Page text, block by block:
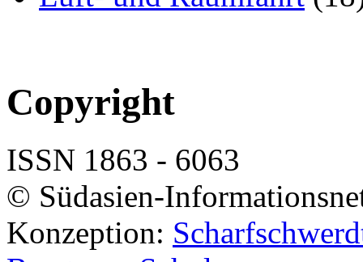
Copyright
ISSN 1863 - 6063
© Südasien-
Konzeption: